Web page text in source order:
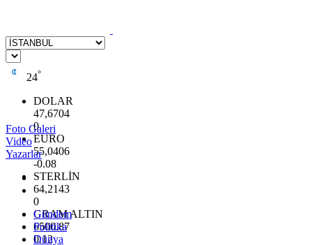
24°
DOLAR
47,6704
0
EURO
55,0406
-0.08
STERLİN
64,2143
0
GRAM ALTIN
6500.87
0.12
Foto Galeri
Video
Yazarlar
Gündem
Politika
Dünya